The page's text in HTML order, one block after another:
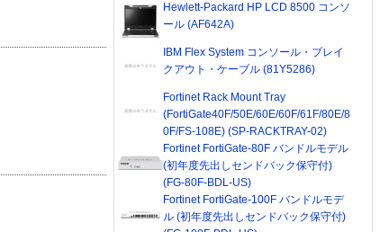
Hewlett-Packard HP LCD 8500 コンソ
ール (AF642A)
IBM Flex System コンソール・ブレイ
クアウト・ケーブル (81Y5286)
Fortinet Rack Mount Tray
(FortiGate40F/50E/60E/60F/61F/80E/8
0F/FS-108E) (SP-RACKTRAY-02)
Fortinet FortiGate-80F バンドルモデル
(初年度先出しセンドバック保守付)
(FG-80F-BDL-US)
Fortinet FortiGate-100F バンドルモデ
ル (初年度先出しセンドバック保守付)